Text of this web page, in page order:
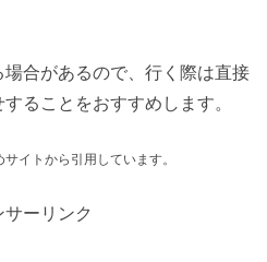
合があるので、行く際は直接
ることをおすすめします。
イトから引用しています。
サーリンク